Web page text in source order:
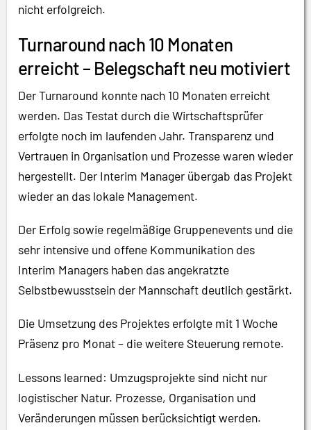
nicht erfolgreich.
Turnaround nach 10 Monaten
erreicht – Belegschaft neu motiviert
Der Turnaround konnte nach 10 Monaten erreicht
werden. Das Testat durch die Wirtschaftsprüfer
erfolgte noch im laufenden Jahr. Transparenz und
Vertrauen in Organisation und Prozesse waren wieder
hergestellt. Der Interim Manager übergab das Projekt
wieder an das lokale Management.
Der Erfolg sowie regelmäßige Gruppenevents und die
sehr intensive und offene Kommunikation des
Interim Managers haben das angekratzte
Selbstbewusstsein der Mannschaft deutlich gestärkt.
Die Umsetzung des Projektes erfolgte mit 1 Woche
Präsenz pro Monat – die weitere Steuerung remote.
Lessons learned: Umzugsprojekte sind nicht nur
logistischer Natur. Prozesse, Organisation und
Veränderungen müssen berücksichtigt werden.